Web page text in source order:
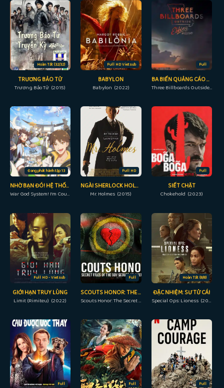
Hoàn Tất (32/32)
TRƯƠNG BẢO TỬ
Trương Bảo Tử (2015)
Full HD Vietsub
BABYLON
Babylon (2022)
Full
BA BIỂN QUẢNG CÁO NGOÀI TRỜI Ở MISSOURI
Three Billboards Outside Ebbing, Missouri (2017)
Đang phát hành tập 13
NHỜ BẠN ĐÓ! HỆ THỐNG CHIẾN THẦN
War God System! I’m Counting On You! (2022)
Full HD
NGÀI SHERLOCK HOLMES
Mr. Holmes (2015)
Full
SIẾT CHẶT
Chokehold (2023)
Full HD - Vietsub
GIỚI HẠN TRUY LÙNG
Limit (Rimiteu) (2022)
Full
SCOUTS HONOR: THE SECRET FILES OF THE BOY SCOUTS OF AMERICA
Scouts Honor: The Secret Files of the Boy Scouts of America (2023)
Hoàn Tất (8/8)
ĐẶC NHIỆM: SƯ TỬ CÁI
Special Ops: Lioness (2023)
Full Full Full